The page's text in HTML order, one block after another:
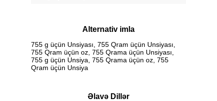
Alternativ imla
755 g üçün Unsiyası, 755 Qram üçün Unsiyası,
755 Qram üçün oz, 755 Qrama üçün Unsiyası,
755 g üçün Unsiya, 755 Qrama üçün oz, 755
Qram üçün Unsiya
Əlavə Dillər